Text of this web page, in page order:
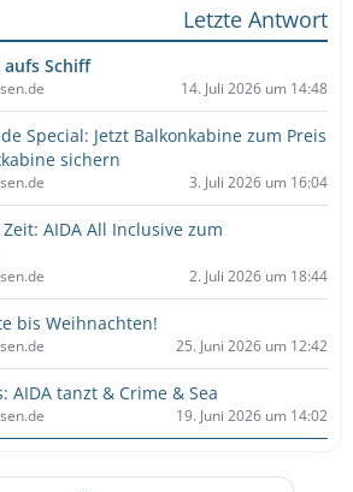
Letzte Antwort
Schiff
14. Juli 2026 um 14:48
Special: Jetzt Balkonkabine zum Preis
sichern
3. Juli 2026 um 16:04
AIDA All Inclusive zum
2. Juli 2026 um 18:44
bis Weihnachten!
25. Juni 2026 um 12:42
AIDA tanzt & Crime & Sea
19. Juni 2026 um 14:02